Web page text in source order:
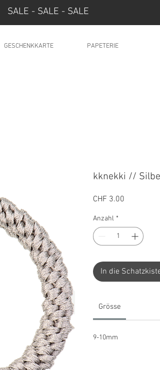
SALE - SALE - SALE
GESCHENKKARTE PAPETERIE
kknekki //
CHF 3.00
Anzahl *
In die
Grösse
9-10mm